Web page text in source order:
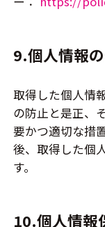
9.個人情報
取得した個人情
の防止と是正、
要かつ適切な措
後、取得した個
す。
10.個人情報